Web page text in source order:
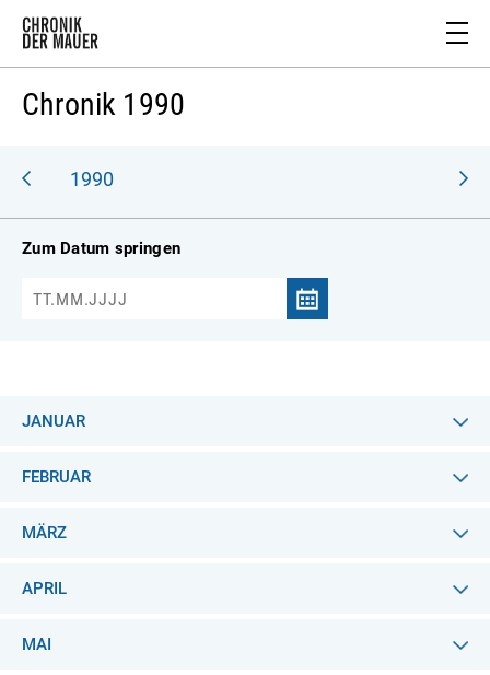
Chronik 1990
1990
Zum Datum springen
JANUAR
FEBRUAR
MÄRZ
APRIL
MAI